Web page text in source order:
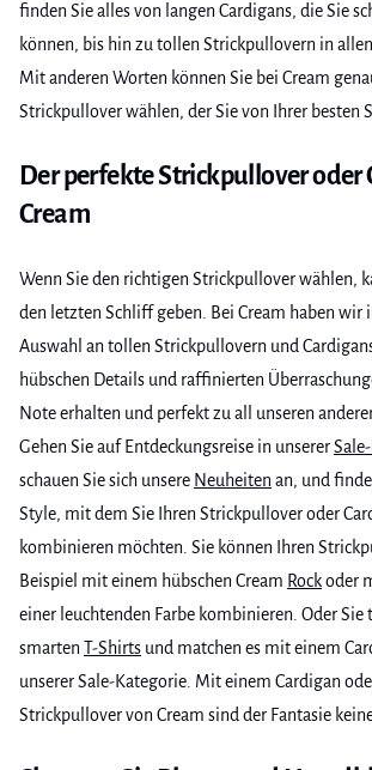
Der perfekte Strickpullover oder
Cream
den letzten Schliff geben. Bei Cream haben wir
Auswahl an tollen Strickpullovern und
Note erhalten und perfekt zu all unseren
Gehen Sie auf Entdeckungsreise in unserer
schauen Sie sich unsereNeuheiten an, und
Style, mit dem Sie Ihren Strickpullover oder
kombinieren möchten. Sie können Ihren
Beispiel mit einem hübschen CreamRockoder
einer leuchtenden Farbe kombinieren. Oder Sie
smartenT-Shirtsund matchen es mit einem
unserer Sale-Kategorie. Mit einem Cardigan
Strickpullover von Cream sind der Fantasie
Shoppen Sie Blusen und
bei Cream – und noch dazu im